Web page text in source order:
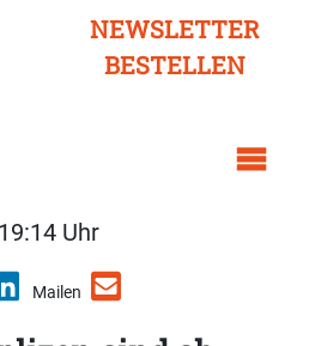
NEWSLETTER
BESTELLEN
Uhr
Mailen